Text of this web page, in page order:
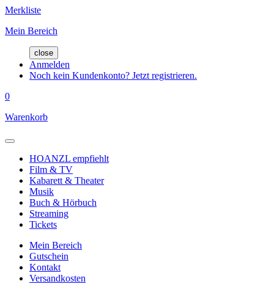
Merkliste
Mein Bereich
close
Anmelden
Noch kein Kundenkonto? Jetzt registrieren.
0
Warenkorb
HOANZL empfiehlt
Film & TV
Kabarett & Theater
Musik
Buch & Hörbuch
Streaming
Tickets
Mein Bereich
Gutschein
Kontakt
Versandkosten